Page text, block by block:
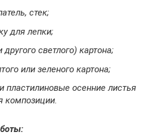
стек;
для лепки;
другого светлого) картона;
или зеленого картона;
осенние листья
композиции.